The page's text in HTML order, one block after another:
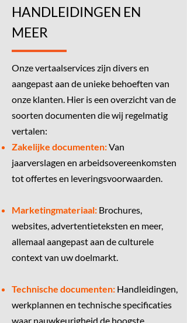
HANDLEIDINGEN EN
MEER
Onze vertaalservices zijn divers en
aangepast aan de unieke behoeften van
onze klanten. Hier is een overzicht van de
soorten documenten die wij regelmatig
vertalen:
Zakelijke documenten:Van
jaarverslagen en arbeidsovereenkomsten
tot offertes en leveringsvoorwaarden.
Marketingmateriaal: Brochures,
websites, advertentieteksten en meer,
allemaal aangepast aan de culturele
context van uw doelmarkt.
Technische documenten: Handleidingen,
werkplannen en technische specificaties
waar nauwkeurigheid de hoogste